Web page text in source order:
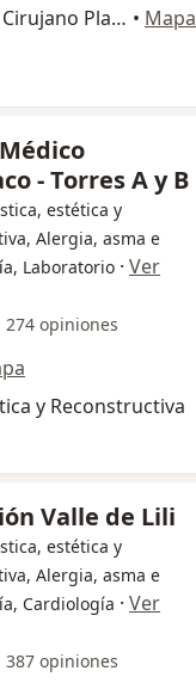
Dr.Carlos J. Manchon Lang. Cirujano Plastico,Estetico,Reconstructivo y Caumatologo., Cali • Mapa
- Torres A y B
estética y
Alergia, asma e
Laboratorio · Ver
274 opiniones
y Reconstructiva
Valle de Lili
estética y
Alergia, asma e
Cardiología · Ver
387 opiniones